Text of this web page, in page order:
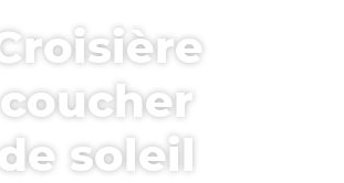
coucher
soleil